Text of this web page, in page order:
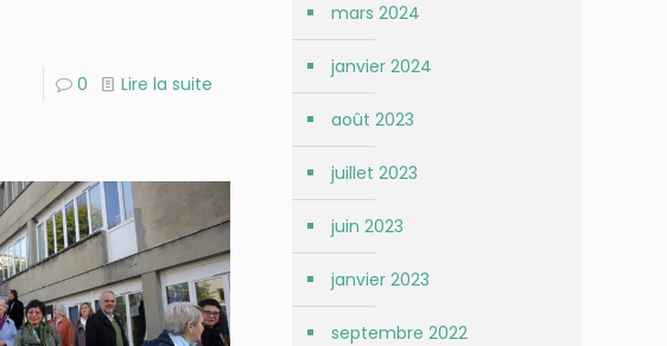
0 Lire la suite
mars 2024
janvier 2024
août 2023
juillet 2023
juin 2023
janvier 2023
septembre 2022